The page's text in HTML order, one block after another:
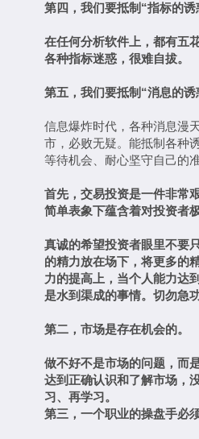
第四，我们要抵制 “指标的诱
在任何分析软件上，都有五
各种指标迷惑，很难自拔。
第五，我们要抵制 “消息的诱
信息爆炸时代，各种消息漫
市，必败无疑。能抵制各种
等待机会、耐心坚守自己的
首先，交易投资是一件非常
简单表象下蕴含着对投资者
真诚的希望投资者眼里不要
的精力放在场下，将更多的
力的提高上，当个人能力达
是水到渠成的事情。切勿急
第二，市场是存在机会的。
做不好不是市场的问题，而
达到正确认识和了解市场，
习、再学习。
第三，一个职业的操盘手必